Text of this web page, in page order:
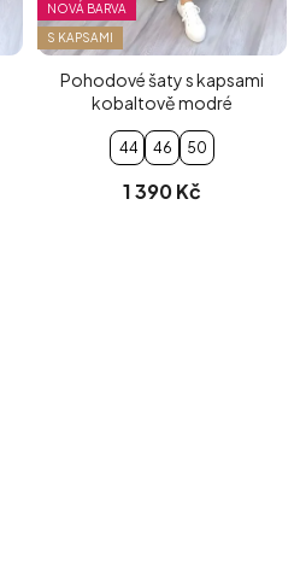
NOVÁ BARVA
S KAPSAMI
Pohodové šaty s kapsami
kobaltově modré
44 46 50
1 390 Kč